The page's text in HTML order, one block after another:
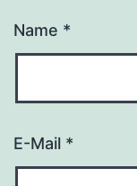
Name *
E-Mail *